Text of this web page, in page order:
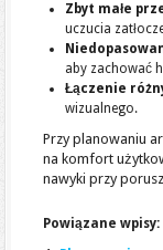
Zbyt małe
uczucia
aby zachować
Łączenie
wizualnego.
Przy planowaniu
na komfort
nawyki przy
Powiązane wpisy: